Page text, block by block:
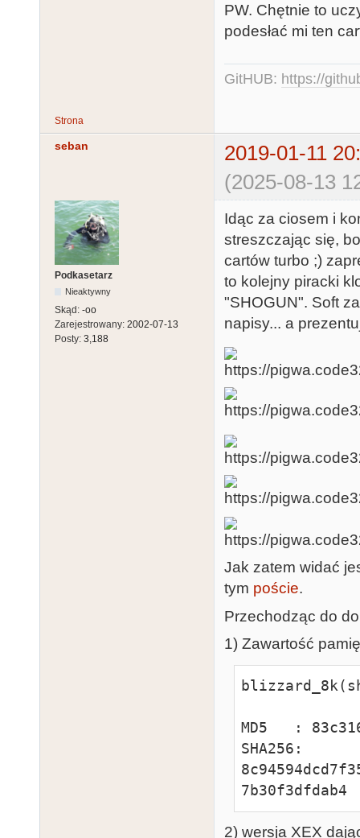
PW. Chętnie to
podesłać mi ten
GitHUB: https://
Strona
seban
2019-01-11
(2025-08-13
Podkasetarz
Nieaktywny
Skąd: -oo
Zarejestrowany: 2002-07-13
Posty: 3,188
Idąc za ciosem i
streszczając się,
cartów turbo ;)
to kolejny piracki
"SHOGUN". Soft
napisy... a
Jak zatem widać
tym poście.
Przechodząc do
1) Zawartość
MD5   :
SHA256:
7b30f3dfdab4
2) wersja XEX